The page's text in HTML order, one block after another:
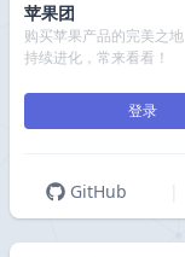
苹果团
购买苹果产品的完美之地
持续进化，常来看看！
登录
GitHub